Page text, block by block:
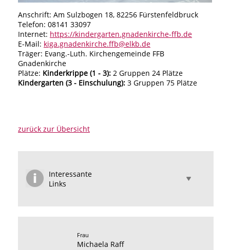
Anschrift: Am Sulzbogen 18, 82256 Fürstenfeldbruck
Telefon: 08141 33097
Internet: https://kindergarten.gnadenkirche-ffb.de
E-Mail: kiga.gnadenkirche.ffb@elkb.de
Träger: Evang.-Luth. Kirchengemeinde FFB
Gnadenkirche
Plätze: Kinderkrippe (1 - 3): 2 Gruppen 24 Plätze
Kindergarten (3 - Einschulung): 3 Gruppen 75 Plätze
zurück zur Übersicht
Interessante
Links
Frau
Michaela Raff